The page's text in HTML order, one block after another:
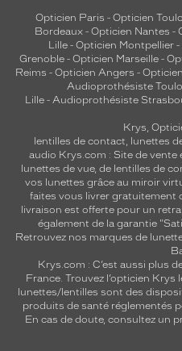
Opticien Paris - Opticien
Bordeaux- Opticien Nantes -
Lille - Opticien Montpellier -
Grenoble - Opticien Marseille -
Reims - Opticien Angers -
Audioprothésiste
Lille- Audioprothésiste
Krys,
lentilles de contact lunettes
audio Krys.com : Site de vente
lunettes de vue, de lentilles de
vos lunettes grâce au miroir
faites vous livrer gratuitement
livraison est offerte pour un
également de la garantie
Retrouvez nos marques de
Krys.com : C’est aussi plus
France. Trouvez l’opticien Krys
lunettes/lentilles sont des
produits de santé réglementés
En cas de doute, consultez un